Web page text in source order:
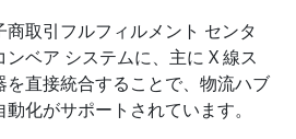
取引フルフィルメント センタ
ベア システムに、主に X 線ス
を直接統合することで、物流ハブ
化がサポートされています。